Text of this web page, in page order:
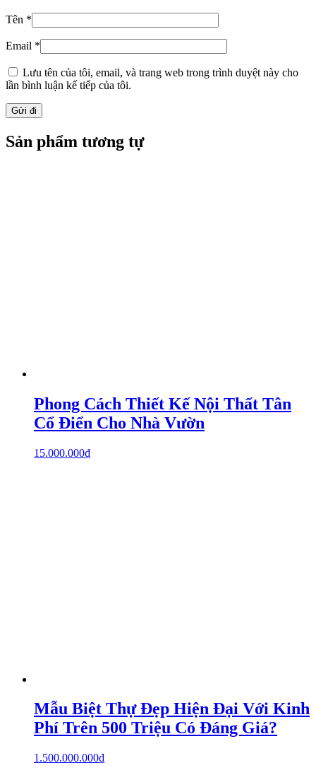
Tên *
Email *
Lưu tên của tôi, email, và trang web trong trình duyệt này cho
lần bình luận kế tiếp của tôi.
Sản phẩm tương tự
Phong Cách Thiết Kế Nội Thất Tân
Cổ Điển Cho Nhà Vườn
15.000.000₫
Mẫu Biệt Thự Đẹp Hiện Đại Với Kinh
Phí Trên 500 Triệu Có Đáng Giá?
1.500.000.000₫